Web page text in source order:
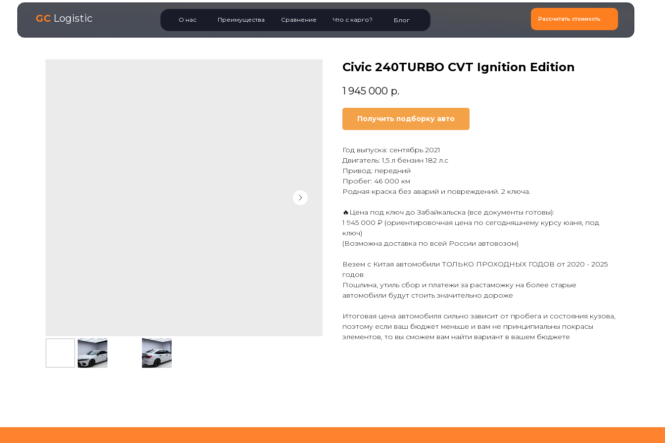
GC Logistic Рассчитать стоимость
О нас Преимущества Сравнение Что с карго? Блог
Civic 240TURBO CVT Ignition Edition
1 945 000 р.
Получить подборку авто
Год выпуска: сентябрь 2021
Двигатель: 1,5 л бензин 182 л.с
Привод: передний
Пробег: 46 000 км
Родная краска без аварий и повреждений. 2 ключа.
🔥Цена под ключ до Забайкальска (все документы готовы):
1 945 000 ₽ (ориентировочная цена по сегодняшнему курсу юаня, под
ключ)
(Возможна доставка по всей России автовозом)
Везем с Китая автомобили ТОЛЬКО ПРОХОДНЫХ ГОДОВ от 2020 - 2025
годов
Пошлина, утиль сбор и платежи за растаможку на более старые
автомобили будут стоить значительно дороже
Итоговая цена автомобиля сильно зависит от пробега и состояния кузова,
поэтому если ваш бюджет меньше и вам не принципиальны покрасы
элементов, то вы сможем вам найти вариант в вашем бюджете